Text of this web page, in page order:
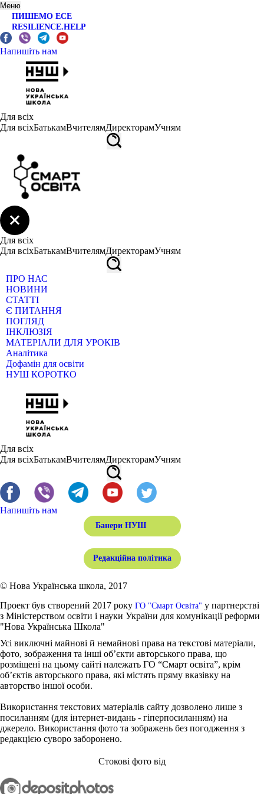
Меню
ПИШЕМО ЕСЕ
RESILIENCE.HELP
Напишіть нам
Для всіх
Для всіхБатькамВчителямДиректорамУчням
Для всіх
Для всіхБатькамВчителямДиректорамУчням
ПРО НАС
НОВИНИ
СТАТТІ
Є ПИТАННЯ
ПОГЛЯД
ІНКЛЮЗІЯ
МАТЕРІАЛИ ДЛЯ УРОКІВ
Аналітика
Дофамін для освіти
НУШ КОРОТКО
Для всіх
Для всіхБатькамВчителямДиректорамУчням
Напишіть нам
Банери НУШ
Редакційна політика
© Нова Українська школа, 2017
Проект був створений 2017 року ГО "Смарт Освіта" у партнерстві
з Міністерством освіти і науки України для комунікації реформи
"Нова Українська Школа"
Усі виключні майнові й немайнові права на текстові матеріали,
фото, зображення та інші об’єкти авторського права, що
розміщені на цьому сайті належать ГО “Смарт освіта”, крім
об’єктів авторського права, які містять пряму вказівку на
авторство іншої особи.
Використання текстових матеріалів сайту дозволено лише з
посиланням (для інтернет-видань - гіперпосиланням) на
джерело. Використання фото та зображень без погодження з
редакцією суворо заборонено.
Стокові фото від